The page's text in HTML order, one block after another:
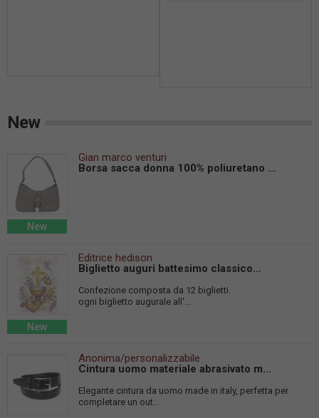
New
New
Gian marco venturi
Borsa sacca donna 100% poliuretano ...
New
Editrice hedison
Biglietto auguri battesimo classico...
Confezione composta da 12 biglietti.
ogni biglietto augurale all'...
Anonima/personalizzabile
Cintura uomo materiale abrasivato m...
Elegante cintura da uomo made in italy, perfetta per
completare un out...